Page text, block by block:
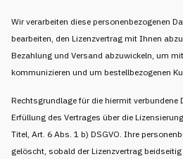
Wir verarbeiten diese personenbezogenen
bearbeiten, den Lizenzvertrag mit Ihnen
Bezahlung und Versand abzuwickeln, um
kommunizieren und um bestellbezogenen
Rechtsgrundlage für die hiermit verbundene
Erfüllung des Vertrages über die
Titel, Art. 6 Abs. 1 b) DSGVO. Ihre
gelöscht, sobald der Lizenzvertrag